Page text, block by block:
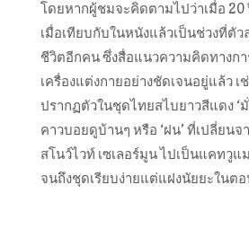
โดยหากผู้ชมจะคิดตามไปว่าเมื่อ 20
เมื่อเทียบกับในหนังแล้วเป็นช่วงที่ตัว
ชีวิตอีกคน ซึ่งสื่อแนวความคิดทางกา
เครื่องแต่งกายอย่างชัดเจนอยู่แล้ว เ
ปรากฏตัวในชุดไทยสไบยาวสีแดง ‘
คาวบอยดูบ้านๆ หรือ ‘ฝน’ ที่เปลี่ยนจ
สโนว์ไวท์ เซเลอร์มูน ไปเป็นแคทวูแ
จนถึงชุดเรียบง่ายแต่แฝงนัยยะในต